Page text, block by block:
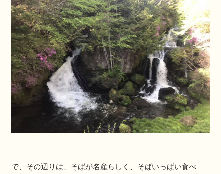
で、その辺りは、そばが名産らしく、そばいっぱい食べ